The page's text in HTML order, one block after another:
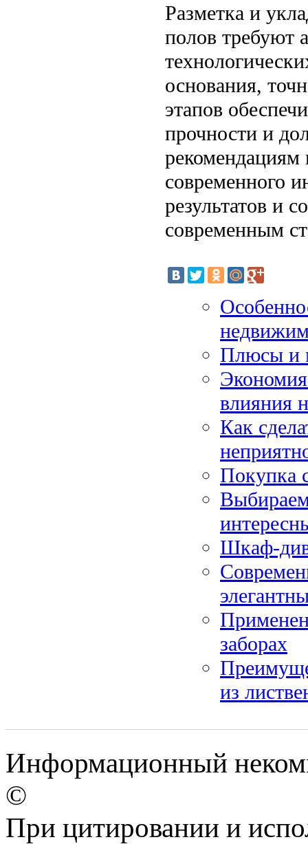
Разметка и
полов требуют
основания,
этапов
прочности и
рекомендациям
современного
результатов и
современным
Плюсы и
влияния
Как
Покупка
Шкаф-
заборах
из
Информационный
©
При цитировании и